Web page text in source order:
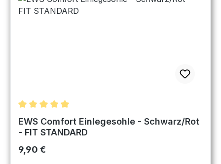
Durchschnittliche Bewertung von 5 von 5 Sternen
EWS Comfort Einlegesohle - Schwarz/Rot
- FIT STANDARD
Regulärer Preis:
9,90 €